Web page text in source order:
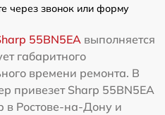
через звонок или форму
55BN5EA выполняется
габаритного
времени ремонта. В
привезет Sharp 55BN5EA
в Ростове-на-Дону и